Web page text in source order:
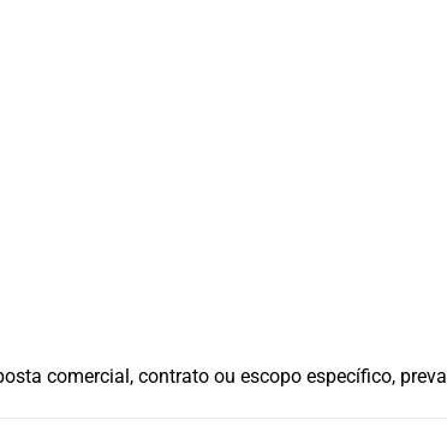
comercial, contrato ou escopo específico,